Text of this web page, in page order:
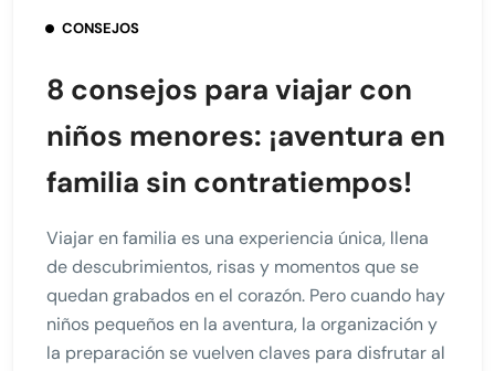
CONSEJOS
8 consejos para viajar con
niños menores: ¡aventura en
familia sin contratiempos!
Viajar en familia es una experiencia única, llena
de descubrimientos, risas y momentos que se
quedan grabados en el corazón. Pero cuando hay
niños pequeños en la aventura, la organización y
la preparación se vuelven claves para disfrutar al